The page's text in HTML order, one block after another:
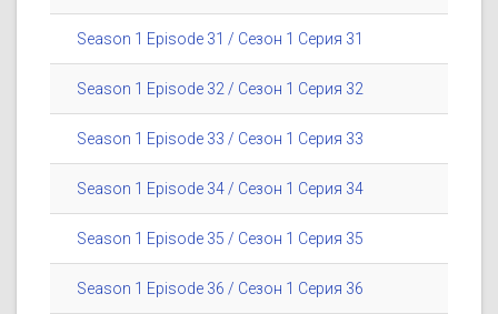
Season 1 Episode 31 / Сезон 1 Серия 31
Season 1 Episode 32 / Сезон 1 Серия 32
Season 1 Episode 33 / Сезон 1 Серия 33
Season 1 Episode 34 / Сезон 1 Серия 34
Season 1 Episode 35 / Сезон 1 Серия 35
Season 1 Episode 36 / Сезон 1 Серия 36